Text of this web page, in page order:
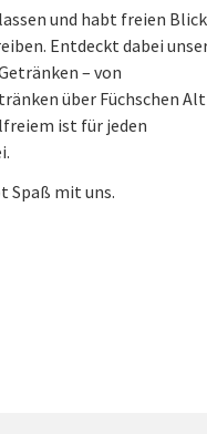
und habt freien Blick
Entdeckt dabei
– von
über Füchschen Alt
ist für jeden
Spaß mit uns.